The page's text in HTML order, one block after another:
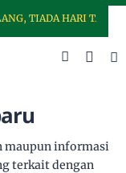
TIADA HARI TANPA
maupun informasi
terkait dengan